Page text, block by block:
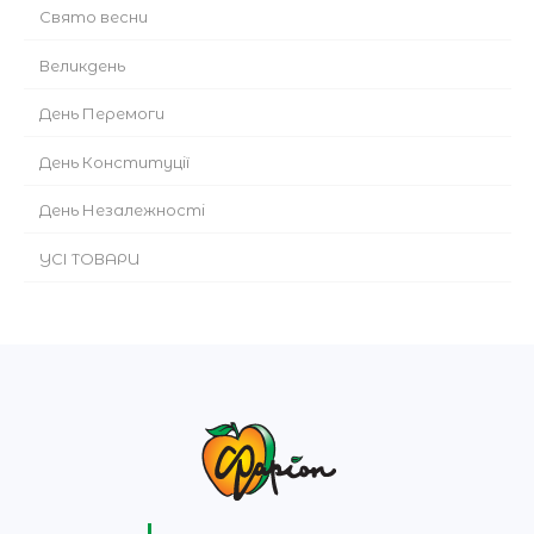
Cвято весни
Великдень
День Перемоги
День Конституції
День Незалежності
УСІ ТОВАРИ